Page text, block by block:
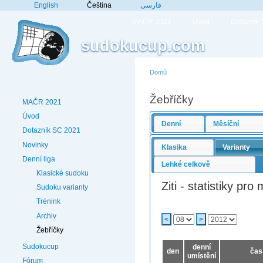
English Čeština فارسی
sudokucup.com
MAČR 2021
Úvod
Dotazník SC 2021
Novinky
Denní liga
Klasické sudoku
Sudoku varianty
Trénink
Archiv
Žebříčky
Sudokucup
Fórum
Domů
Žebříčky
Denní Měsíční
Klasika Varianty
Lehké celkově
Ziti - statistiky pro
< >
den
denní
umístění
čas